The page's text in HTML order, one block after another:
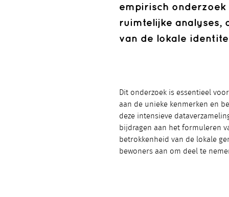
empirisch
ruimtelijke analyses,
van de lokale
Dit onderzoek is essentieel
aan de unieke kenmerken en
deze intensieve
bijdragen aan het formuleren
betrokkenheid van de lokale
bewoners aan om deel te